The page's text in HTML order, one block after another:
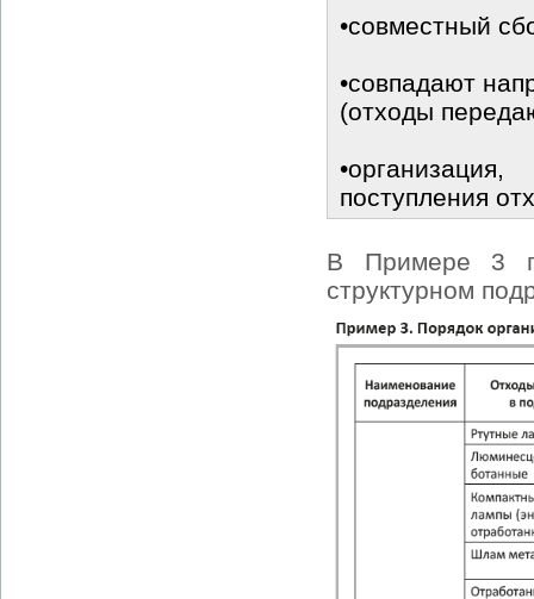
•совместный
•совпадают
(отходы
поступления
В Примере 3
структурном